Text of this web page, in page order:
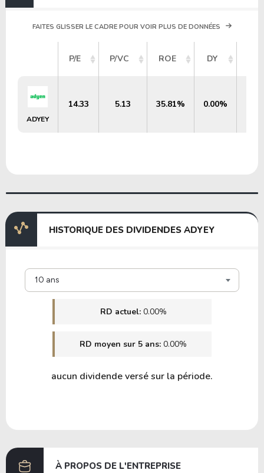
FAITES GLISSER LE CADRE POUR VOIR PLUS DE DONNÉES
P/E P/VC ROE DY
ADYEY
14.33 5.13 35.81% 0.00%
HISTORIQUE DES DIVIDENDES ADYEY
10 ans
RD actuel: 0.00%
RD moyen sur 5 ans: 0.00%
aucun dividende versé sur la période.
À PROPOS DE L'ENTREPRISE